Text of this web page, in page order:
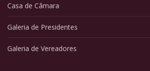
Casa de Câmara
Galeria de Presidentes
Galeria de Vereadores